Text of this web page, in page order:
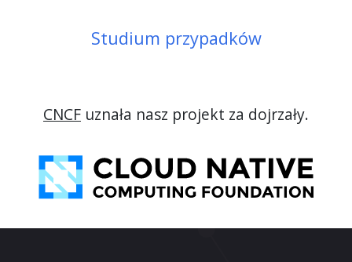
Studium przypadków
CNCF uznała nasz projekt za dojrzały.